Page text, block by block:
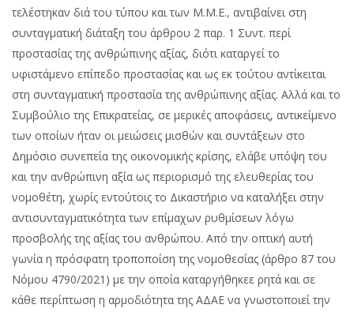
τελέστηκαν διά του τύπου και των Μ.Μ.Ε., αντιβαίνει στη
συνταγματική διάταξη του άρθρου 2 παρ. 1 Συντ. περί
προστασίας της ανθρώπινης αξίας, διότι καταργεί το
υφιστάμενο επίπεδο προστασίας και ως εκ τούτου αντίκειται
στη συνταγματική προστασία της ανθρώπινης αξίας. Αλλά και το
Συμβούλιο της Επικρατείας, σε μερικές αποφάσεις, αντικείμενο
των οποίων ήταν οι μειώσεις μισθών και συντάξεων στο
Δημόσιο συνεπεία της οικονομικής κρίσης, ελάβε υπόψη του
και την ανθρώπινη αξία ως περιορισμό της ελευθερίας του
νομοθέτη, χωρίς εντούτοις το Δικαστήριο να καταλήξει στην
αντισυνταγματικότητα των επίμαχων ρυθμίσεων λόγω
προσβολής της αξίας του ανθρώπου. Από την οπτική αυτή
γωνία η πρόσφατη τροποποίση της νομοθεσίας (άρθρο 87 του
Νόμου 4790/2021) με την οποία καταργήθηκεε ρητά και σε
κάθε περίπτωση η αρμοδιότητα της ΑΔΑΕ να γνωστοποιεί την